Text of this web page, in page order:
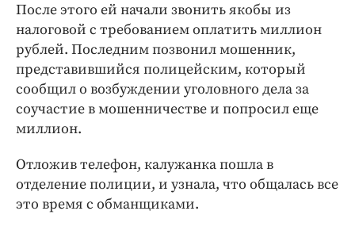
После этого ей начали звонить якобы из
налоговой с требованием оплатить миллион
рублей. Последним позвонил мошенник,
представившийся полицейским, который
сообщил о возбуждении уголовного дела за
соучастие в мошенничестве и попросил еще
миллион.
Отложив телефон, калужанка пошла в
отделение полиции, и узнала, что общалась все
это время с обманщиками.